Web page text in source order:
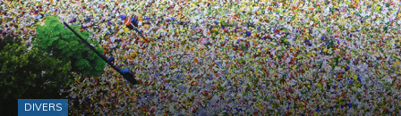
DIVERS